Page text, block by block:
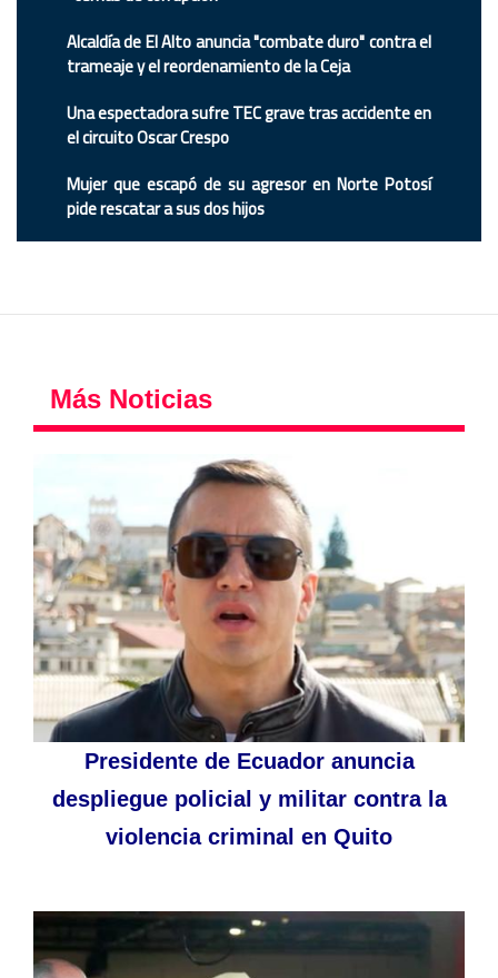
Alcaldía de El Alto anuncia "combate duro" contra el
trameaje y el reordenamiento de la Ceja
Una espectadora sufre TEC grave tras accidente en
el circuito Oscar Crespo
Mujer que escapó de su agresor en Norte Potosí
pide rescatar a sus dos hijos
Más Noticias
Presidente de Ecuador anuncia
despliegue policial y militar contra la
violencia criminal en Quito